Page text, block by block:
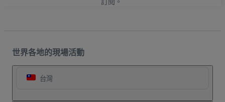
世界各地的現場活動
台灣